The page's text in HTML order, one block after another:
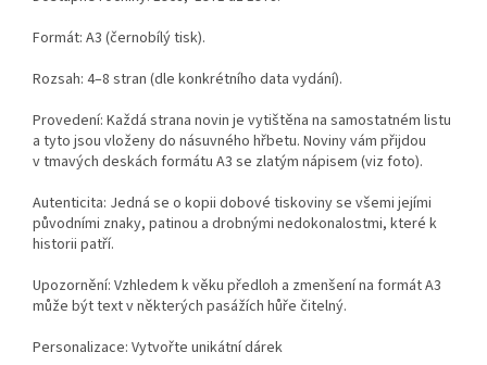
Formát: A3 (černobílý tisk).
Rozsah: 4–8 stran (dle konkrétního data vydání).
Provedení: Každá strana novin je vytištěna na samostatném listu
a tyto jsou vloženy do násuvného hřbetu. Noviny vám přijdou
v tmavých deskách formátu A3 se zlatým nápisem (viz foto).
Autenticita: Jedná se o kopii dobové tiskoviny se všemi jejími
původními znaky, patinou a drobnými nedokonalostmi, které k
historii patří.
Upozornění: Vzhledem k věku předloh a zmenšení na formát A3
může být text v některých pasážích hůře čitelný.
Personalizace: Vytvořte unikátní dárek